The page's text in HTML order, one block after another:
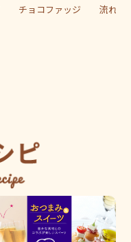
チョコファッジ
流れ星